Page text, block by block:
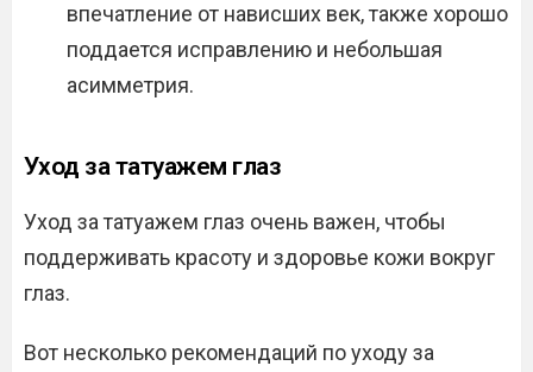
впечатление от нависших век, также хорошо
поддается исправлению и небольшая
асимметрия.
Уход за татуажем глаз
Уход за татуажем глаз очень важен, чтобы
поддерживать красоту и здоровье кожи вокруг
глаз.
Вот несколько рекомендаций по уходу за